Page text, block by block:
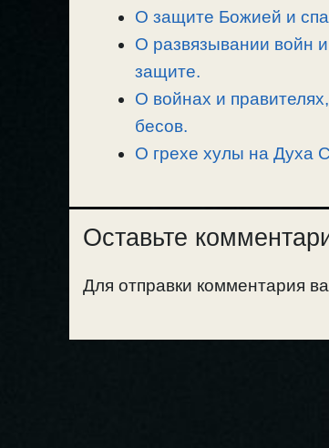
m
k
т
О защите Божией и
О развязывании войн
защите.
О войнах и
бесов.
О грехе хулы на Духа
Оставьте
Для отправки комментария